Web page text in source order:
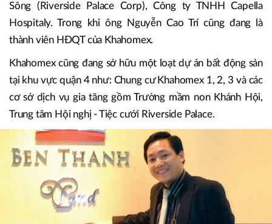
Sông (Riverside Palace Corp), Công ty TNHH Capella
Hospitaly. Trong khi ông Nguyễn Cao Trí cũng đang là
thành viên HĐQT của Khahomex.
Khahomex cũng đang sở hữu một loạt dự án bất động sản
tại khu vực quận 4 như: Chung cư Khahomex 1, 2, 3 và các
cơ sở dịch vụ gia tăng gồm Trường mầm non Khánh Hội,
Trung tâm Hội nghị - Tiệc cưới Riverside Palace.